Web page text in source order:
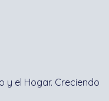
y el Hogar. Creciendo